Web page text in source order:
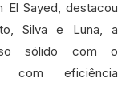
El Sayed, destacou
Silva e Luna, a
sólido com o
com eficiência